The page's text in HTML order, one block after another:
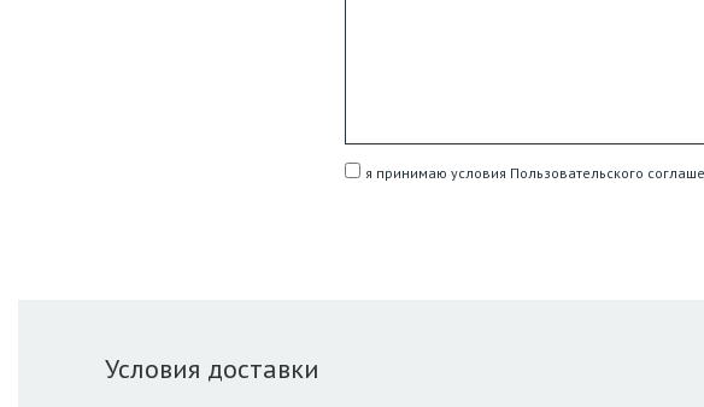
я принимаю условия Пользовательского
Условия доставки